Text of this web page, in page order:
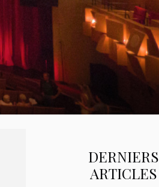
DERNIERS
ARTICLES